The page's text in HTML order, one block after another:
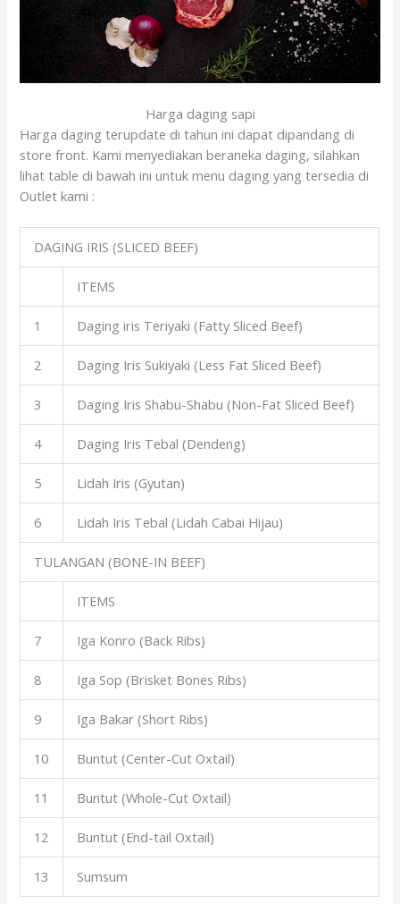
Harga daging sapi
Harga daging terupdate di tahun ini dapat dipandang di
store front. Kami menyediakan beraneka daging, silahkan
lihat table di bawah ini untuk menu daging yang tersedia di
Outlet kami :
DAGING IRIS (SLICED BEEF)
ITEMS
1 Daging iris Teriyaki (Fatty Sliced Beef)
2 Daging Iris Sukiyaki (Less Fat Sliced Beef)
3 Daging Iris Shabu-Shabu (Non-Fat Sliced Beef)
4 Daging Iris Tebal (Dendeng)
5 Lidah Iris (Gyutan)
6 Lidah Iris Tebal (Lidah Cabai Hijau)
TULANGAN (BONE-IN BEEF)
ITEMS
7 Iga Konro (Back Ribs)
8 Iga Sop (Brisket Bones Ribs)
9 Iga Bakar (Short Ribs)
10 Buntut (Center-Cut Oxtail)
11 Buntut (Whole-Cut Oxtail)
12 Buntut (End-tail Oxtail)
13 Sumsum